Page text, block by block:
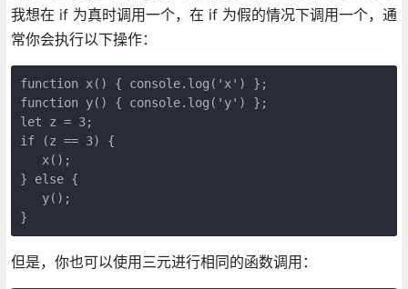
我想在 if 为真时调用一个，在 if 为假的情况下调用一个，通
常你会执行以下操作：
function x() { console.log('x') };
function y() { console.log('y') };
let z = 3;
if (z == 3) {
   x();
} else {
   y();
}
但是，你也可以使用三元进行相同的函数调用：